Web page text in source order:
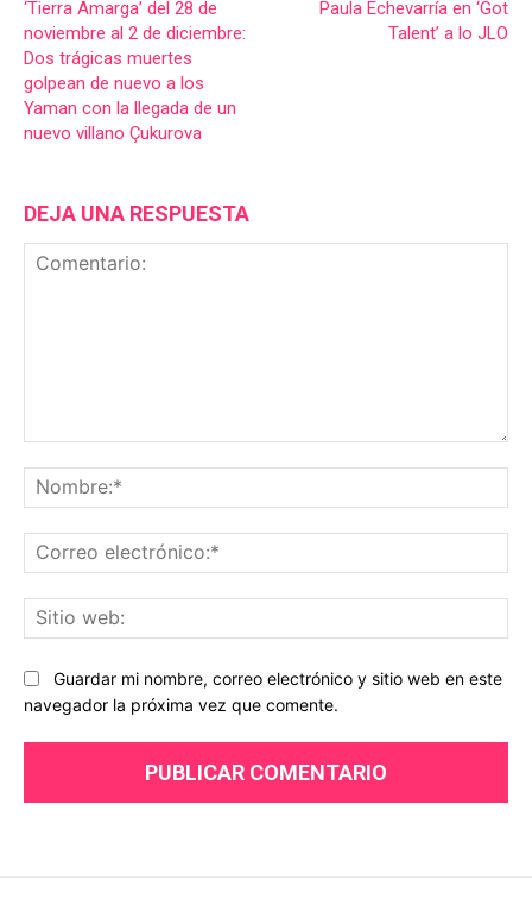
‘Tierra Amarga’ del 28 de
noviembre al 2 de diciembre:
Dos trágicas muertes
golpean de nuevo a los
Yaman con la llegada de un
nuevo villano Çukurova
Paula Echevarría en ‘Got
Talent’ a lo JLO
DEJA UNA RESPUESTA
Guardar mi nombre, correo electrónico y sitio web en este
navegador la próxima vez que comente.